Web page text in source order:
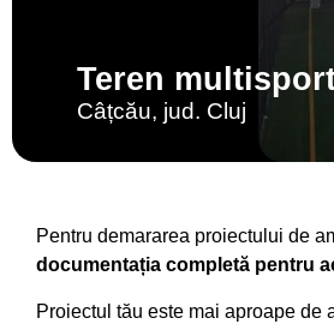
Teren
Câțcău, jud. Cluj
Pentru demararea proiectului de
documentația completă pentru
Proiectul tău este mai aproape de